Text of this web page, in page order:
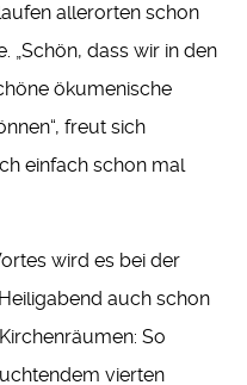
allerorten schon
„Schön, dass wir in den
ökumenische
freut sich
einfach schon mal
wird es bei der
auch schon
So
vierten